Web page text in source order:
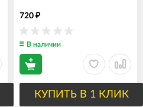
720 ₽
В наличии
КУПИТЬ В 1 КЛИК